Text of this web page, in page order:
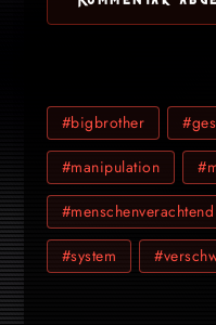
#bigbrother
#manipulation
#menschenverachtend
#system